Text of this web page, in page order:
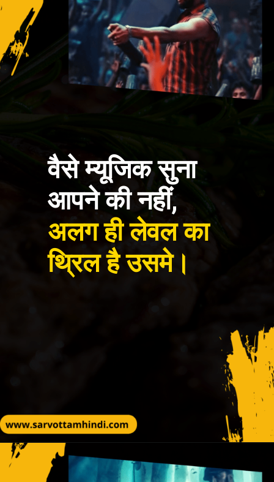
वैसे म्यूजिक सुना
आपने की नहीं,
अलग ही लेवल का
थ्रिल है उसमे।